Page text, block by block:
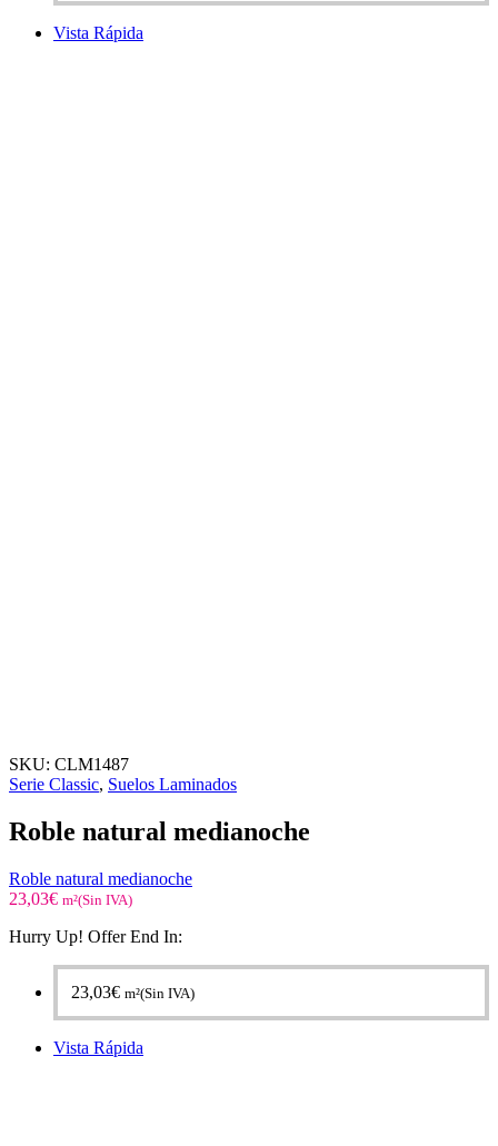
Vista Rápida
SKU: CLM1487
Serie Classic, Suelos Laminados
Roble natural medianoche
Roble natural medianoche
23,03€ m²(Sin IVA)
Hurry Up! Offer End In:
23,03€ m²(Sin IVA)
Vista Rápida